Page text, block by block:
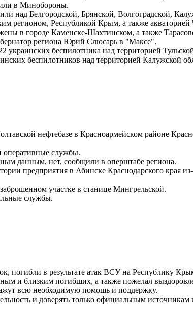
в Минобороны.
над Белгородской, Брянской, Волгоградской,
регионом, Республикой Крым, а также акваторией
в городе Каменске-Шахтинском, а также
региона Юрий Слюсарь в "Максе".
беспилотника над территорией
беспилотников над территорией Калужской
нефтебазе в Красноармейском районе
оперативные службы.
данным, нет, сообщили в оперштабе региона.
предприятия в Абинске Краснодарского
участке в станице Мингрельской.
службы.
погибли в результате атак ВСУ на Республику
и близким погибших, а также пожелал
всю необходимую помощь и поддержку.
и доверять только официальным